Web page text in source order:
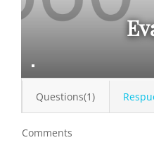
Questions(1)
Comments